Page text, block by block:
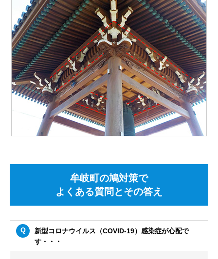
牟岐町の鳩対策で
よくある質問とその答え
新型コロナウイルス（COVID-19）感染症が心配で
す・・・